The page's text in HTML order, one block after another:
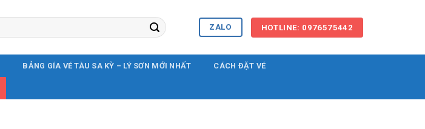
ZALO HOTLINE: 0976575442
BẢNG GÍA VÉ TÀU SA KỲ – LÝ SƠN MỚI NHẤT CÁCH ĐẶT VÉ